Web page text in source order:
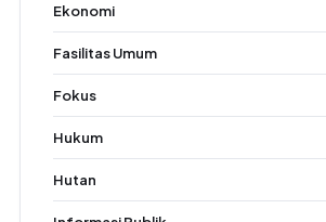
Ekonomi
Fasilitas Umum
Fokus
Hukum
Hutan